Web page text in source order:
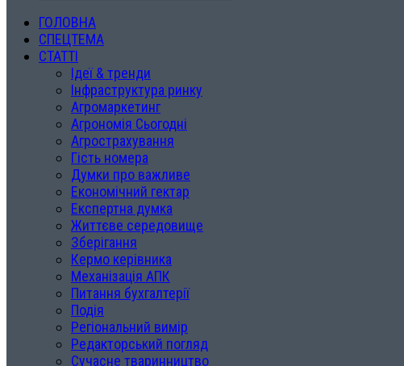
ГОЛОВНА
СПЕЦТЕМА
СТАТТІ
Ідеї & тренди
Інфраструктура ринку
Агромаркетинг
Агрономія Сьогодні
Агрострахування
Гість номера
Думки про важливе
Економічний гектар
Експертна думка
Життєве середовище
Зберігання
Кермо керівника
Механізація АПК
Питання бухгалтерії
Подія
Регіональний вимір
Редакторський погляд
Сучасне тваринництво